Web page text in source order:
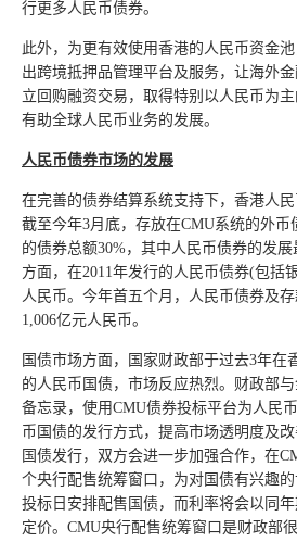
行更多人民币债券。
此外，为更有效使用香港的人民币资金
出跨境抵押品管理平台及服务，让海外金
立回购融资交易，取得特别以人民币为
有助全球人民币业务的发展。
人民币债券市场的发展
在完善的债券结算系统支持下，香港人民
截至今年3月底，存放在CMU系统的外
的债券总额30%，其中人民币债券的发
方面，在2011年发行的人民币债券(包括
人民币。今年首五个月，人民币债券及
1,006亿元人民币。
国债市场方面，国家财政部于过去3年在
的人民币国债，市场反应热烈。财政部
备忘录，使用CMU债券投标平台为人民
币国债的发行方式，提高市场透明度及
国债发行，双方会进一步加强合作，在
个央行配售统筹窗口，为对国债有兴趣
投标日安排配售国债，而利率将会以同
定价。CMU央行配售统筹窗口是财政部